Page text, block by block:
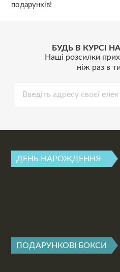
подарунків!
БУДЬ В КУРСІ
Наші розсилки
ніж раз в
ДЕНЬ НАРОЖДЕННЯ
ПОДАРУНКОВІ БОКСИ